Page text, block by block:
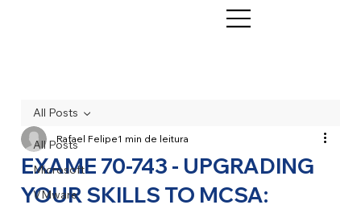
All Posts
Microsoft
VMware
All Posts
EXAME 70-743 - UPGRADING
YOUR SKILLS TO MCSA:
Rafael Felipe1 min de leitura